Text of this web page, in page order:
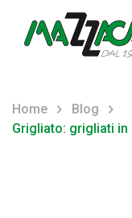
Home
Blog
Grigliato: grigliati